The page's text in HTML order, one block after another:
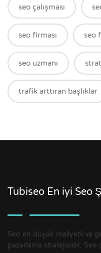
seo çalışması
seo firması seo
seo uzmanı
trafik arttıran başlıklar
Tubiseo En iyi Seo
Seo en düşük maliyetli ve
pazarlama stratejisidir. Seo